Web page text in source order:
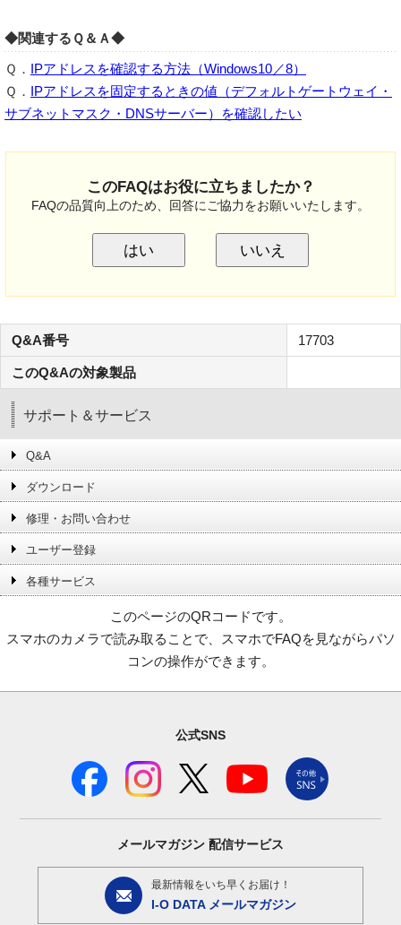
◆関連するＱ＆Ａ◆
Ｑ． IPアドレスを確認する方法（Windows10／8）
Ｑ． IPアドレスを固定するときの値（デフォルトゲートウェイ・
サブネットマスク・DNSサーバー）を確認したい
このFAQはお役に立ちましたか？
FAQの品質向上のため、回答にご協力をお願いいたします。
はい いいえ
Q&A番号 17703
このQ&Aの対象製品
サポート＆サービス
Q&A
ダウンロード
修理・お問い合わせ
ユーザー登録
各種サービス
このページのQRコードです。
スマホのカメラで読み取ることで、スマホでFAQを見ながらパソ
コンの操作ができます。
公式SNS
メールマガジン 配信サービス
最新情報をいち早くお届け！
I-O DATA メールマガジン